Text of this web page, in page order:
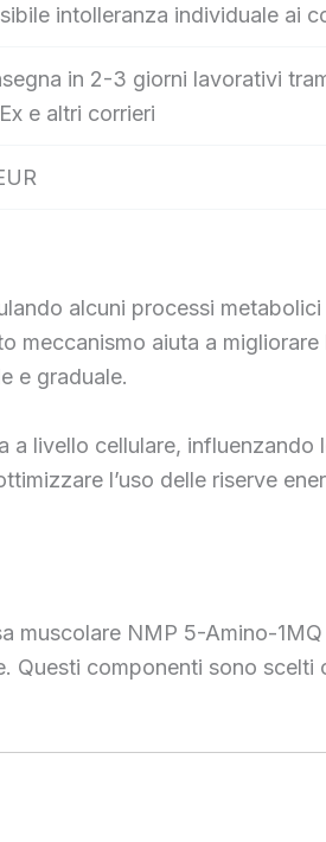
intolleranza individuale ai
in 2-3 giorni lavorativi
e altri corrieri
alcuni processi
meccanismo aiuta a
e graduale.
livello cellulare,
l’uso delle riserve
muscolare NMP 5-Amino-
Questi componenti sono